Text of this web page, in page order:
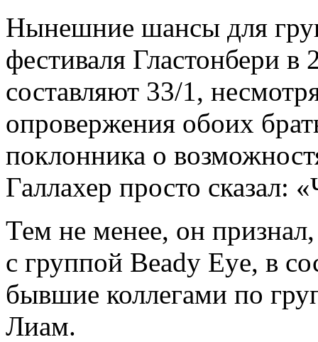
Нынешние шансы для
фестиваля Гластонбери в
составляют 33/1,
опровержения обоих
поклонника о
Галлахер просто сказал:
Тем не менее, он
с группой Beady Eye, в
бывшие коллегами по
Лиам.